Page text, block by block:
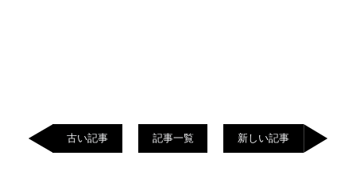
古い記事 記事一覧 新しい記事